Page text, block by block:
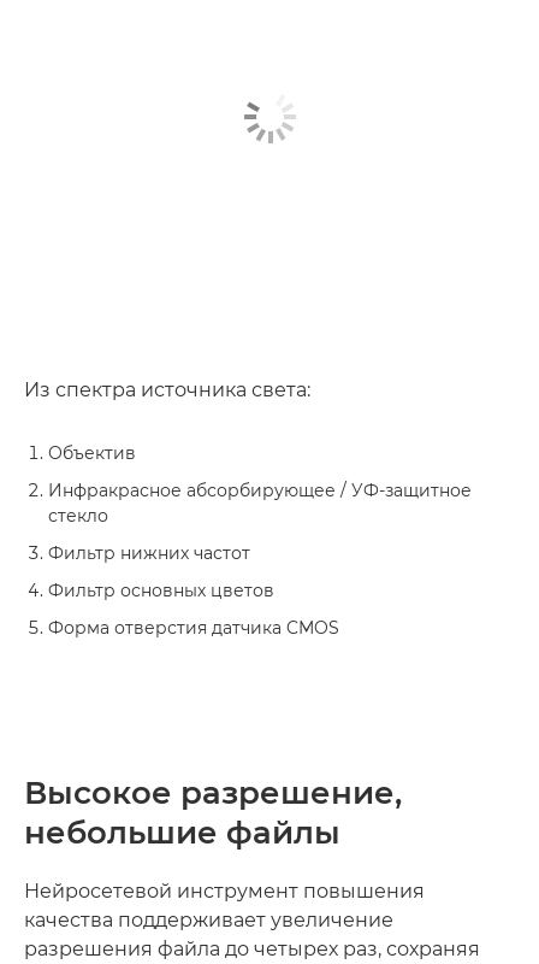
Из спектра источника света:
Объектив
Инфракрасное абсорбирующее / УФ-защитное
стекло
Фильтр нижних частот
Фильтр основных цветов
Форма отверстия датчика CMOS
Высокое разрешение,
небольшие файлы
Нейросетевой инструмент повышения
качества поддерживает увеличение
разрешения файла до четырех раз, сохраняя